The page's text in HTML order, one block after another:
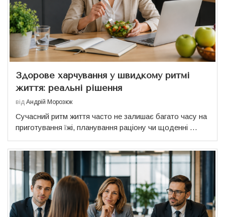
Здорове харчування у швидкому ритмі
життя: реальні рішення
від Андрій Морозюк
Сучасний ритм життя часто не залишає багато часу на
приготування їжі, планування раціону чи щоденні …